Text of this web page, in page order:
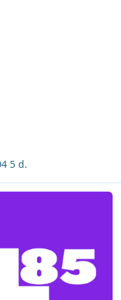
5 d.
Mi Amigo, Caroline